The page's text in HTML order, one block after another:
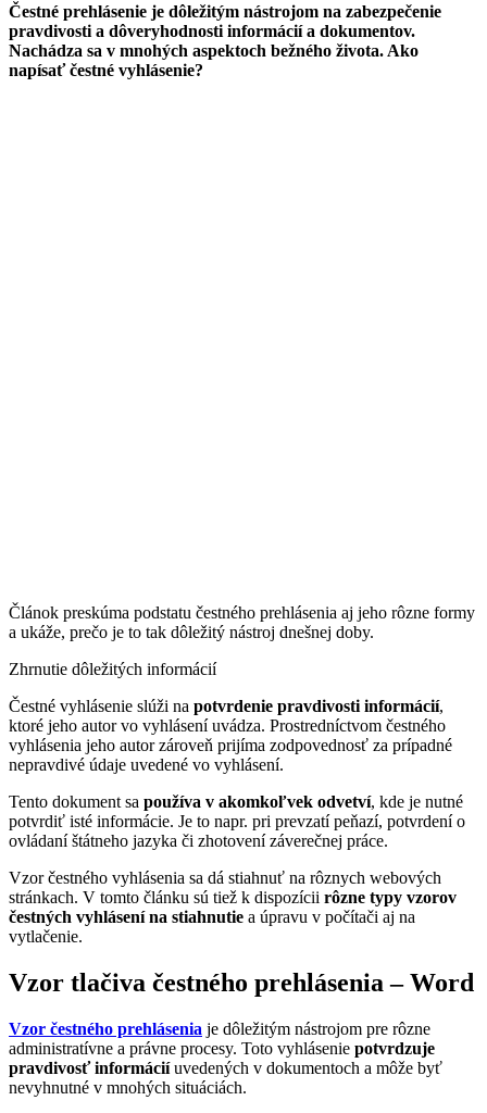
Čestné prehlásenie je dôležitým nástrojom na zabezpečenie
pravdivosti a dôveryhodnosti informácií a dokumentov.
Nachádza sa v mnohých aspektoch bežného života. Ako
napísať čestné vyhlásenie?
Článok preskúma podstatu čestného prehlásenia aj jeho rôzne formy
a ukáže, prečo je to tak dôležitý nástroj dnešnej doby.
Zhrnutie dôležitých informácií
Čestné vyhlásenie slúži na potvrdenie pravdivosti informácií,
ktoré jeho autor vo vyhlásení uvádza. Prostredníctvom čestného
vyhlásenia jeho autor zároveň prijíma zodpovednosť za prípadné
nepravdivé údaje uvedené vo vyhlásení.
Tento dokument sa používa v akomkoľvek odvetví, kde je nutné
potvrdiť isté informácie. Je to napr. pri prevzatí peňazí, potvrdení o
ovládaní štátneho jazyka či zhotovení záverečnej práce.
Vzor čestného vyhlásenia sa dá stiahnuť na rôznych webových
stránkach. V tomto článku sú tiež k dispozícii rôzne typy vzorov
čestných vyhlásení na stiahnutie a úpravu v počítači aj na
vytlačenie.
Vzor tlačiva čestného prehlásenia – Word
Vzor čestného prehlásenia je dôležitým nástrojom pre rôzne
administratívne a právne procesy. Toto vyhlásenie potvrdzuje
pravdivosť informáciíuvedených v dokumentoch a môže byť
nevyhnutné v mnohých situáciách.